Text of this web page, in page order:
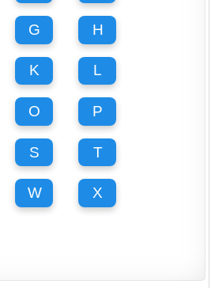
G H
K L
O P
S T
W X